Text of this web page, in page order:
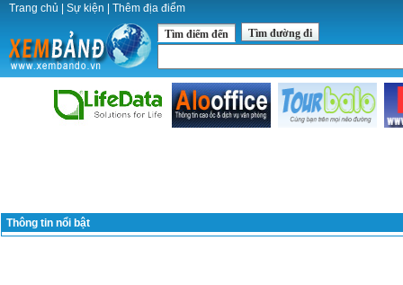
Trang chủ Sự kiện Thêm địa điểm
Tìm điểm đến Tìm đường đi
Thông tin nổi bật